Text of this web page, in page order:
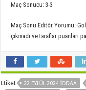
Maç Sonucu: 3-3
Maç Sonu Editör Yorumu:
çıkmadı ve taraflar puanları
Etiket 22 EYLÜL 2024 IDDAA